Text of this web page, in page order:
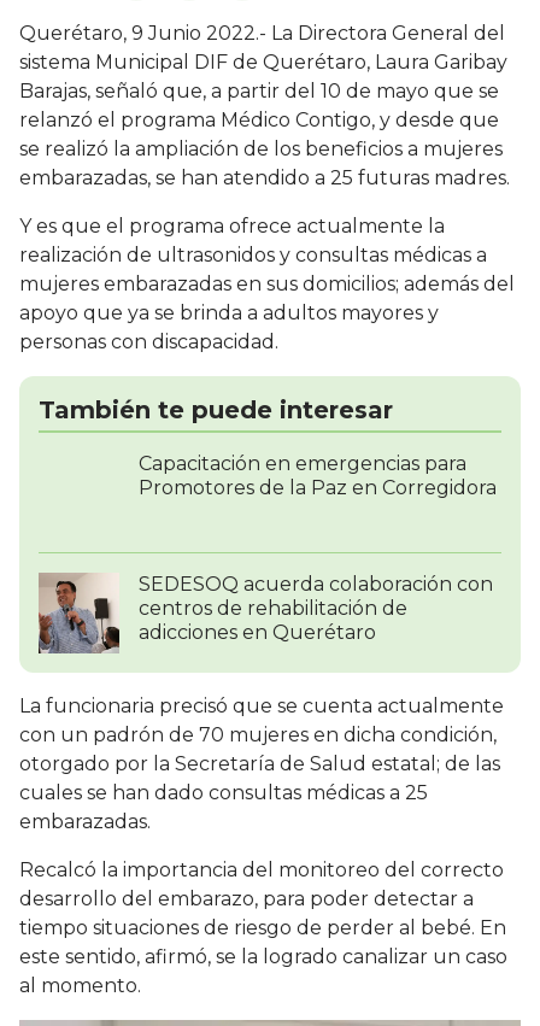
Querétaro, 9 Junio 2022.- La Directora General del
sistema Municipal DIF de Querétaro, Laura Garibay
Barajas, señaló que, a partir del 10 de mayo que se
relanzó el programa Médico Contigo, y desde que
se realizó la ampliación de los beneficios a mujeres
embarazadas, se han atendido a 25 futuras madres.
Y es que el programa ofrece actualmente la
realización de ultrasonidos y consultas médicas a
mujeres embarazadas en sus domicilios; además del
apoyo que ya se brinda a adultos mayores y
personas con discapacidad.
También te puede interesar
Capacitación en emergencias para
Promotores de la Paz en Corregidora
SEDESOQ acuerda colaboración con
centros de rehabilitación de
adicciones en Querétaro
La funcionaria precisó que se cuenta actualmente
con un padrón de 70 mujeres en dicha condición,
otorgado por la Secretaría de Salud estatal; de las
cuales se han dado consultas médicas a 25
embarazadas.
Recalcó la importancia del monitoreo del correcto
desarrollo del embarazo, para poder detectar a
tiempo situaciones de riesgo de perder al bebé. En
este sentido, afirmó, se la logrado canalizar un caso
al momento.